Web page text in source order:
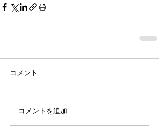
コメント
コメントを追加…